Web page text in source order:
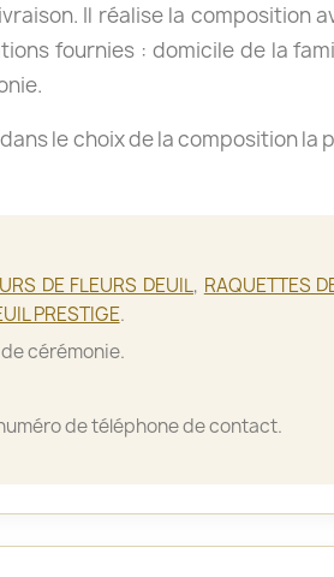
Il réalise la composition
fournies : domicile de la
le choix de la composition la
DE FLEURS DEUIL, RAQUETTES
PRESTIGE.
cérémonie.
de téléphone de contact.